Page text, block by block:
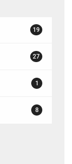
19
27
1
8